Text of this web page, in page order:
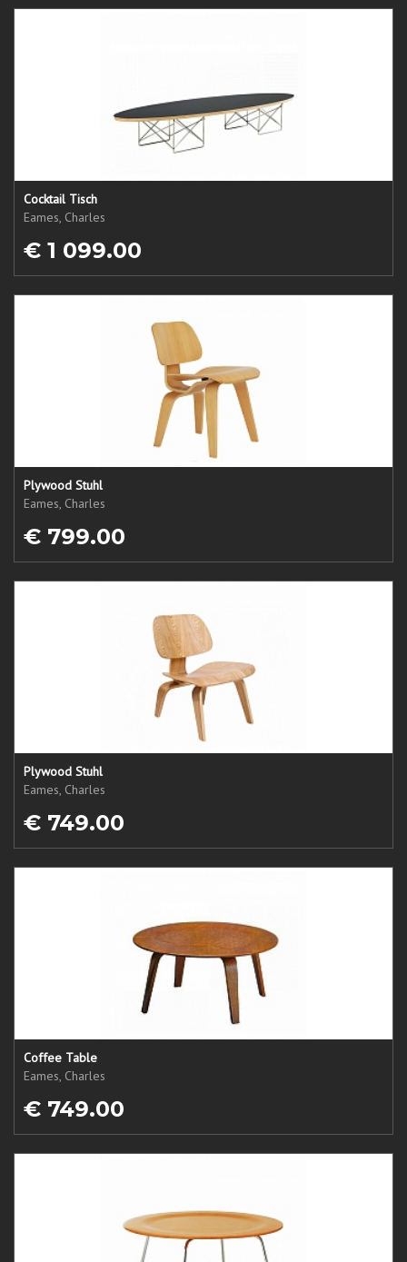
Cocktail Tisch
Eames, Charles
€ 1 099.00
Plywood Stuhl
Eames, Charles
€ 799.00
Plywood Stuhl
Eames, Charles
€ 749.00
Coffee Table
Eames, Charles
€ 749.00